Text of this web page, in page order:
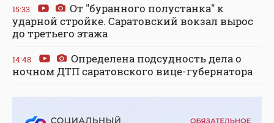
15:33
От "буранного полустанка" к
ударной стройке. Саратовский вокзал вырос
до третьего этажа
14:48
Определена подсудность дела о
ночном ДТП саратовского вице-губернатора